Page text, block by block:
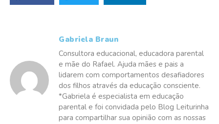
Gabriela Braun
Consultora educacional, educadora parental
e mãe do Rafael. Ajuda mães e pais a
lidarem com comportamentos desafiadores
dos filhos através da educação consciente.
*Gabriela é especialista em educação
parental e foi convidada pelo Blog Leiturinha
para compartilhar sua opinião com as nossas